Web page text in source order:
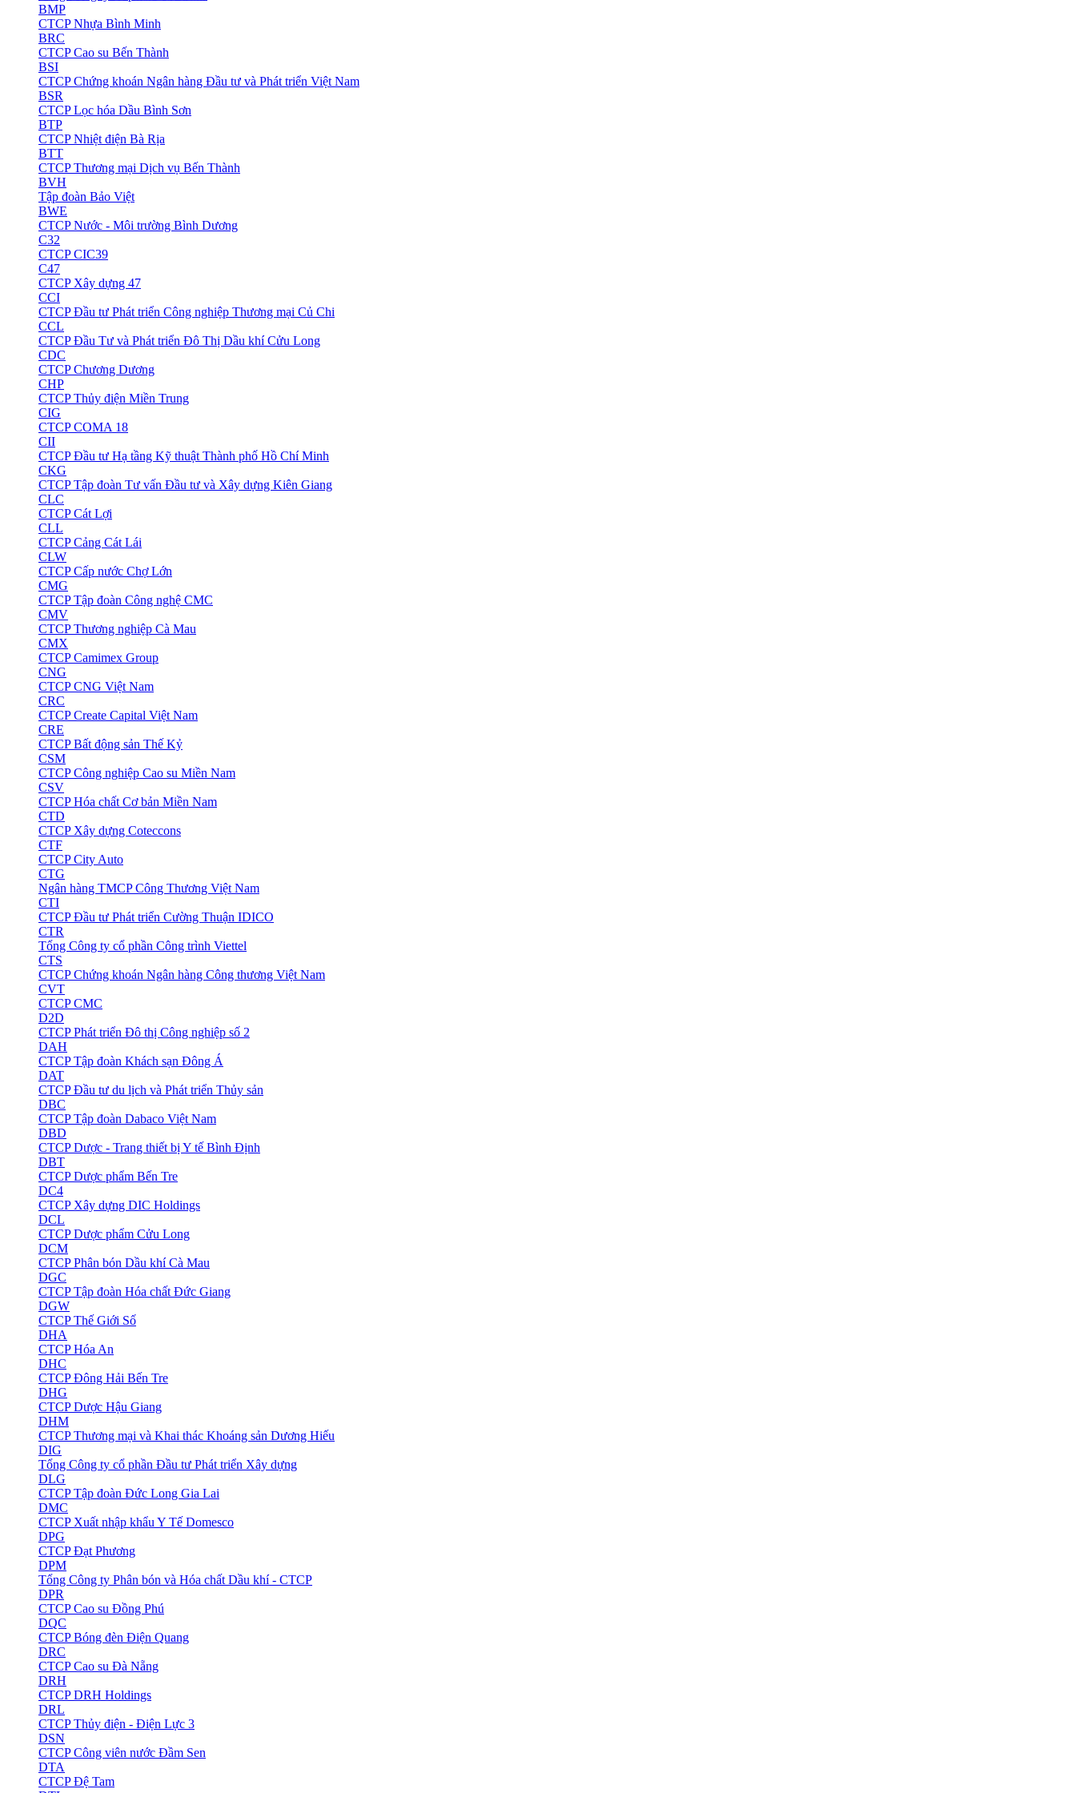
BMP
CTCP Nhựa Bình Minh
BRC
CTCP Cao su Bến Thành
BSI
CTCP Chứng khoán Ngân hàng Đầu tư và Phát triển Việt Nam
BSR
CTCP Lọc hóa Dầu Bình Sơn
BTP
CTCP Nhiệt điện Bà Rịa
BTT
CTCP Thương mại Dịch vụ Bến Thành
BVH
Tập đoàn Bảo Việt
BWE
CTCP Nước - Môi trường Bình Dương
C32
CTCP CIC39
C47
CTCP Xây dựng 47
CCI
CTCP Đầu tư Phát triển Công nghiệp Thương mại Củ Chi
CCL
CTCP Đầu Tư và Phát triển Đô Thị Dầu khí Cửu Long
CDC
CTCP Chương Dương
CHP
CTCP Thủy điện Miền Trung
CIG
CTCP COMA 18
CII
CTCP Đầu tư Hạ tầng Kỹ thuật Thành phố Hồ Chí Minh
CKG
CTCP Tập đoàn Tư vấn Đầu tư và Xây dựng Kiên Giang
CLC
CTCP Cát Lợi
CLL
CTCP Cảng Cát Lái
CLW
CTCP Cấp nước Chợ Lớn
CMG
CTCP Tập đoàn Công nghệ CMC
CMV
CTCP Thương nghiệp Cà Mau
CMX
CTCP Camimex Group
CNG
CTCP CNG Việt Nam
CRC
CTCP Create Capital Việt Nam
CRE
CTCP Bất động sản Thế Kỷ
CSM
CTCP Công nghiệp Cao su Miền Nam
CSV
CTCP Hóa chất Cơ bản Miền Nam
CTD
CTCP Xây dựng Coteccons
CTF
CTCP City Auto
CTG
Ngân hàng TMCP Công Thương Việt Nam
CTI
CTCP Đầu tư Phát triển Cường Thuận IDICO
CTR
Tổng Công ty cổ phần Công trình Viettel
CTS
CTCP Chứng khoán Ngân hàng Công thương Việt Nam
CVT
CTCP CMC
D2D
CTCP Phát triển Đô thị Công nghiệp số 2
DAH
CTCP Tập đoàn Khách sạn Đông Á
DAT
CTCP Đầu tư du lịch và Phát triển Thủy sản
DBC
CTCP Tập đoàn Dabaco Việt Nam
DBD
CTCP Dược - Trang thiết bị Y tế Bình Định
DBT
CTCP Dược phẩm Bến Tre
DC4
CTCP Xây dựng DIC Holdings
DCL
CTCP Dược phẩm Cửu Long
DCM
CTCP Phân bón Dầu khí Cà Mau
DGC
CTCP Tập đoàn Hóa chất Đức Giang
DGW
CTCP Thế Giới Số
DHA
CTCP Hóa An
DHC
CTCP Đông Hải Bến Tre
DHG
CTCP Dược Hậu Giang
DHM
CTCP Thương mại và Khai thác Khoáng sản Dương Hiếu
DIG
Tổng Công ty cổ phần Đầu tư Phát triển Xây dựng
DLG
CTCP Tập đoàn Đức Long Gia Lai
DMC
CTCP Xuất nhập khẩu Y Tế Domesco
DPG
CTCP Đạt Phương
DPM
Tổng Công ty Phân bón và Hóa chất Dầu khí - CTCP
DPR
CTCP Cao su Đồng Phú
DQC
CTCP Bóng đèn Điện Quang
DRC
CTCP Cao su Đà Nẵng
DRH
CTCP DRH Holdings
DRL
CTCP Thủy điện - Điện Lực 3
DSN
CTCP Công viên nước Đầm Sen
DTA
CTCP Đệ Tam